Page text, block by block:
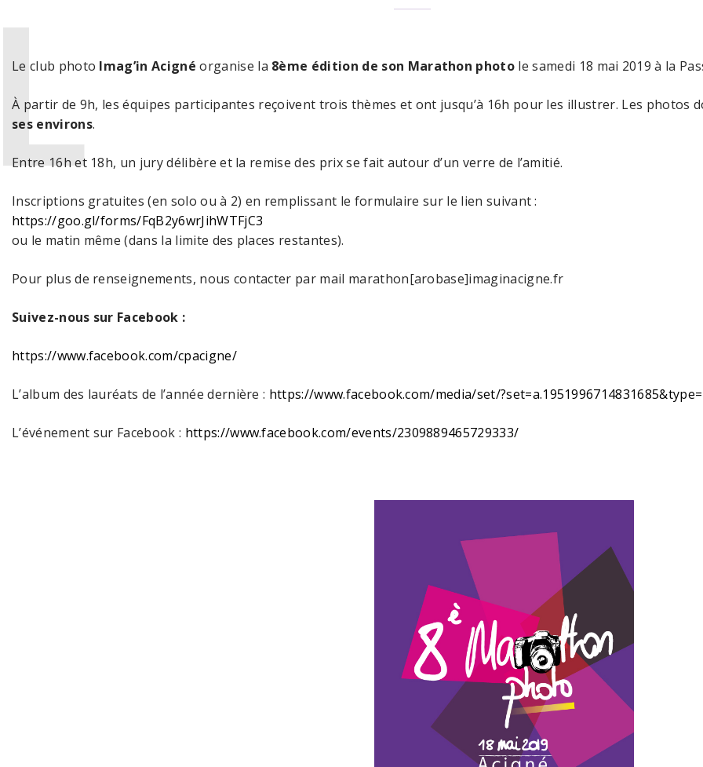
Le club photo Imag’in Acigné organise la 8ème édition de son Marathon photo le samedi 18 mai 2019 à la
À partir de 9h, les équipes participantes reçoivent trois thèmes et ont jusqu’à 16h pour les illustrer. Les photos
ses environs.
Entre 16h et 18h, un jury délibère et la remise des prix se fait autour d’un verre de l’amitié.
Inscriptions gratuites (en solo ou à 2) en remplissant le formulaire sur le lien suivant :
https://goo.gl/forms/FqB2y6wrJihWTFjC3
ou le matin même (dans la limite des places restantes).
Pour plus de renseignements, nous contacter par mail marathon[arobase]imaginacigne.fr
Suivez-nous sur Facebook :
https://www.facebook.com/cpacigne/
L’album des lauréats de l’année dernière : https://www.facebook.com/media/set/
L’événement sur Facebook : https://www.facebook.com/events/2309889465729333/